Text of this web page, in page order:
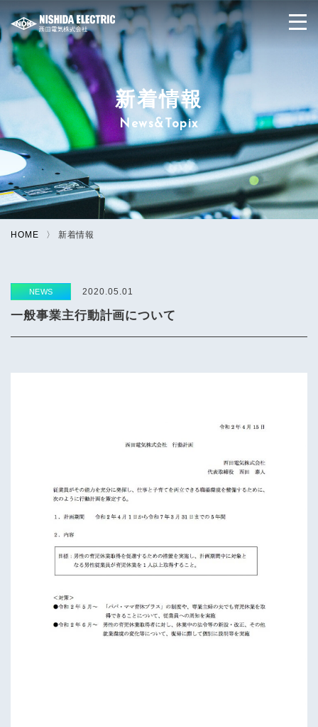
新着情報
News&Topix
HOME 新着情報
NEWS 2020.05.01
一般事業主行動計画について